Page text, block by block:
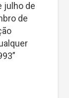
julho de
de